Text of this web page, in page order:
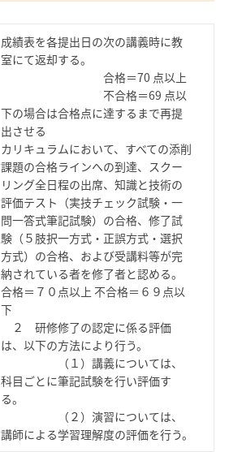
成績表を各提出日の次の講義時に教
室にて返却する。
合格＝70 点以上
不合格＝69 点以
下の場合は合格点に達するまで再提
出させる
カリキュラムにおいて、すべての添削
課題の合格ラインへの到達、スクー
リング全日程の出席、知識と技術の
評価テスト（実技チェック試験・一
問一答式筆記試験）の合格、修了試
験（５肢択一方式・正誤方式・選択
方式）の合格、および受講料等が完
納されている者を修了者と認める。
合格＝７０点以上 不合格＝６９点以
下
２ 研修修了の認定に係る評価
は、以下の方法により行う。
（１）講義については、
科目ごとに筆記試験を行い評価す
る。
（２）演習については、
講師による学習理解度の評価を行う。